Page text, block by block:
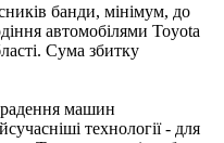
банди, мінімум, до
автомобілями Toyota
Сума збитку
машин
технології - для